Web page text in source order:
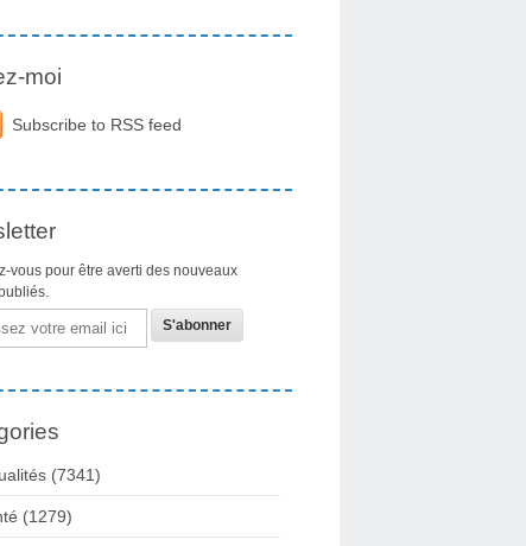
moi
Subscribe to RSS feed
vous pour être averti des nouveaux
(7341)
(1279)